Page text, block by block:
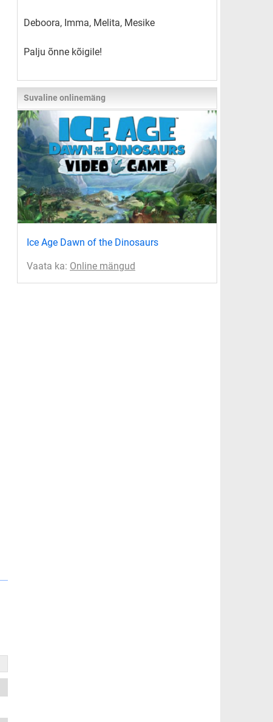
Deboora, Imma, Melita, Mesike
Palju õnne kõigile!
Suvaline onlinemäng
Ice Age Dawn of the Dinosaurs
Vaata ka: Online mängud